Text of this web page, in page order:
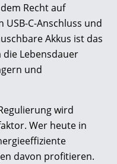
Recht auf
C-Anschluss und
Akkus ist das
die Lebensdauer
und
wird
Wer heute in
davon profitieren.